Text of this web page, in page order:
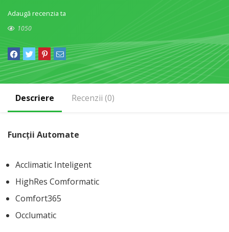
Adaugă recenzia ta
1050
Descriere Recenzii (0)
Funcții Automate
Acclimatic Inteligent
HighRes Comformatic
Comfort365
Occlumatic